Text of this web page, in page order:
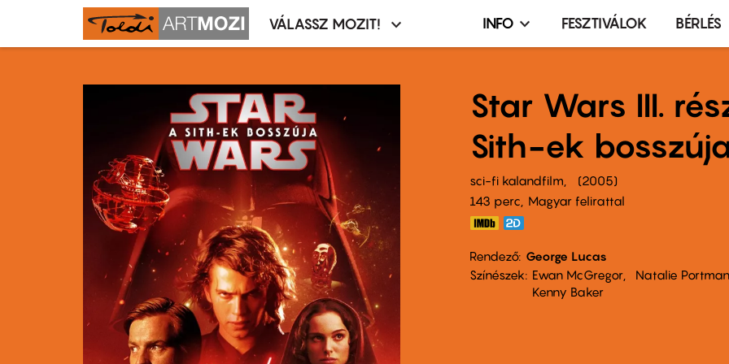
Moziválasztó
VÁLASSZ MOZIT!
Infó,
terembérlés
menü
INFO FESZTIVÁLOK BÉRLÉS
Star Wars III.
Sith-ek
sci-fi kalandfilm
2005
143 perc,
Magyar felirattal
Rendező George Lucas
Színészek
Ewan McGregor Natalie Portman
Kenny Baker